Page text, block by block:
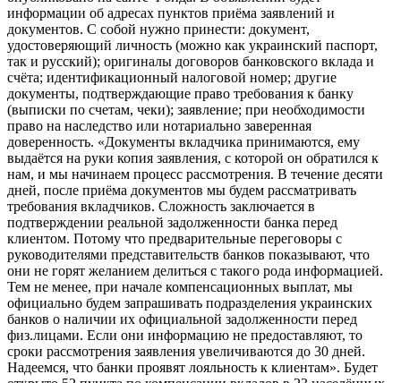
информации об адресах пунктов приёма заявлений и
документов. С собой нужно принести: документ,
удостоверяющий личность (можно как украинский паспорт,
так и русский); оригиналы договоров банковского вклада и
счёта; идентификационный налоговой номер; другие
документы, подтверждающие право требования к банку
(выписки по счетам, чеки); заявление; при необходимости
право на наследство или нотариально заверенная
доверенность. «Документы вкладчика принимаются, ему
выдаётся на руки копия заявления, с которой он обратился к
нам, и мы начинаем процесс рассмотрения. В течение десяти
дней, после приёма документов мы будем рассматривать
требования вкладчиков. Сложность заключается в
подтверждении реальной задолженности банка перед
клиентом. Потому что предварительные переговоры с
руководителями представительств банков показывают, что
они не горят желанием делиться с такого рода информацией.
Тем не менее, при начале компенсационных выплат, мы
официально будем запрашивать подразделения украинских
банков о наличии их официальной задолженности перед
физ.лицами. Если они информацию не предоставляют, то
сроки рассмотрения заявления увеличиваются до 30 дней.
Надеемся, что банки проявят лояльность к клиентам». Будет